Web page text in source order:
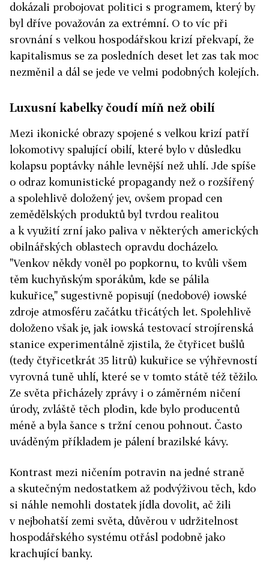
dokázali probojovat politici s programem, který by
byl dříve považován za extrémní. O to víc při
srovnání s velkou hospodářskou krizí překvapí, že
kapitalismus se za posledních deset let zas tak moc
nezměnil a dál se jede ve velmi podobných kolejích.
Luxusní kabelky čoudí míň než obilí
Mezi ikonické obrazy spojené s velkou krizí patří
lokomotivy spalující obilí, které bylo v důsledku
kolapsu poptávky náhle levnější než uhlí. Jde spíše
o odraz komunistické propagandy než o rozšířený
a spolehlivě doložený jev, ovšem propad cen
zemědělských produktů byl tvrdou realitou
a k využití zrní jako paliva v některých amerických
obilnářských oblastech opravdu docházelo.
"Venkov někdy voněl po popkornu, to kvůli všem
těm kuchyňským sporákům, kde se pálila
kukuřice," sugestivně popisují (nedobové) iowské
zdroje atmosféru začátku třicátých let. Spolehlivě
doloženo však je, jak iowská testovací strojírenská
stanice experimentálně zjistila, že čtyřicet bušlů
(tedy čtyřicetkrát 35 litrů) kukuřice se výhřevností
vyrovná tuně uhlí, které se v tomto státě též těžilo.
Ze světa přicházely zprávy i o záměrném ničení
úrody, zvláště těch plodin, kde bylo producentů
méně a byla šance s tržní cenou pohnout. Často
uváděným příkladem je pálení brazilské kávy.
Kontrast mezi ničením potravin na jedné straně
a skutečným nedostatkem až podvýživou těch, kdo
si náhle nemohli dostatek jídla dovolit, ač žili
v nejbohatší zemi světa, důvěrou v udržitelnost
hospodářského systému otřásl podobně jako
krachující banky.